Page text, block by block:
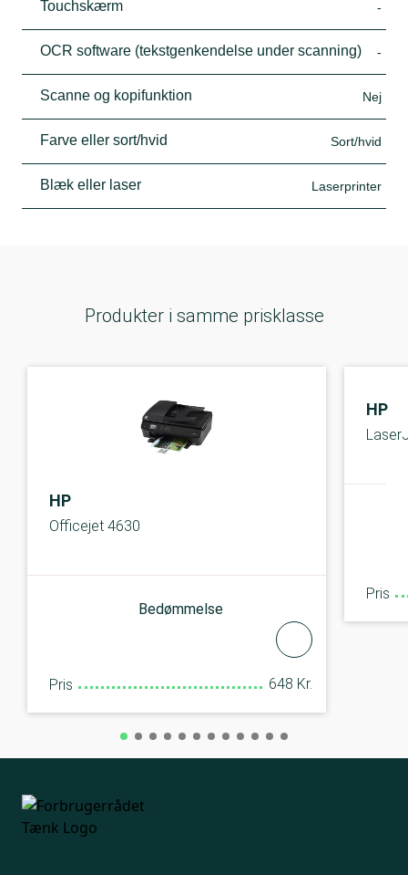
Touchskærm -
OCR software (tekstgenkendelse under scanning) -
Scanne og kopifunktion Nej
Farve eller sort/hvid Sort/hvid
Blæk eller laser Laserprinter
Produkter i samme prisklasse
HP
Officejet 4630
Bedømmelse
Pris 648 Kr.
HP
Pris